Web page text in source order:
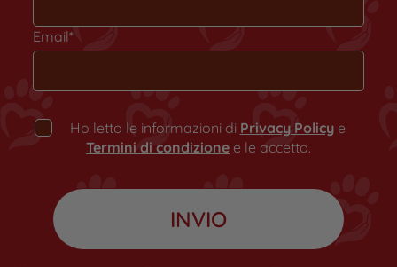
Email*
Ho letto le informazioni di Privacy Policye
Termini di condizione e le accetto.